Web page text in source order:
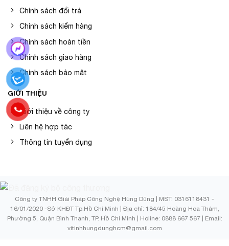
Chính sách đổi trả
Chính sách kiểm hàng
Chính sách hoàn tiền
Chính sách giao hàng
Chính sách bảo mật
GIỚI THIỆU
Giới thiệu về công ty
Liên hệ hợp tác
Thông tin tuyển dụng
Công ty TNHH Giải Pháp Công Nghệ Hùng Dũng | MST: 0316118431 -
16/01/2020 -Sở KHĐT Tp.Hồ Chí Minh | Địa chỉ: 184/45 Hoàng Hoa Thám,
Phường 5, Quận Bình Thạnh, TP. Hồ Chí Minh | Holine: 0888 667 567 | Email:
vitinhhungdunghcm@gmail.com